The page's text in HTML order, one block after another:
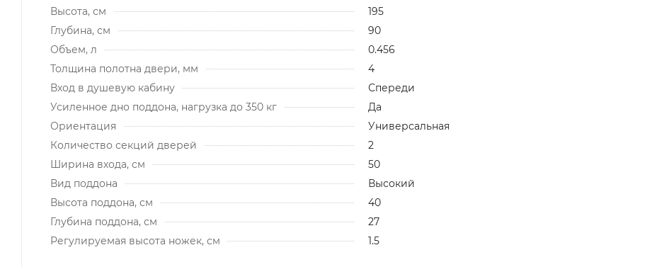
Высота, см
195
Глубина, см
90
Объем, л
0.456
Толщина полотна двери, мм
4
Вход в душевую кабину
Спереди
Усиленное дно поддона, нагрузка до 350 кг
Да
Ориентация
Универсальная
Количество секций дверей
2
Ширина входа, см
50
Вид поддона
Высокий
Высота поддона, см
40
Глубина поддона, см
27
Регулируемая высота ножек, см
1.5